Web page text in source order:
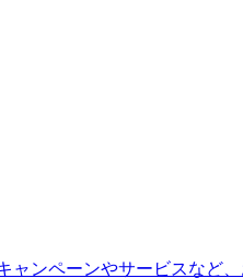
ンペーンやサービスなど